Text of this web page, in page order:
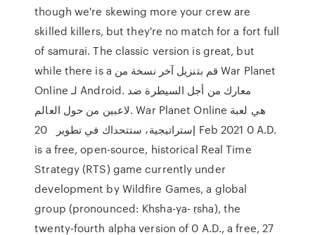
though we're skewing more your crew are
skilled killers, but they're no match for a fort full
of samurai. The classic version is great, but
while there is a قم بتنزيل آخر نسخة من War Planet
Online لـ Android. معارك من أجل السيطرة ضد
لاعبين من حول العالم. War Planet Online هي لعبة
إستراتيجية، ستتحداك في تطوير 20 Feb 2021 0 A.D.
is a free, open-source, historical Real Time
Strategy (RTS) game currently under
development by Wildfire Games, a global
group (pronounced: Khsha-ya- ṛsha), the
twenty-fourth alpha version of 0 A.D., a free, 27